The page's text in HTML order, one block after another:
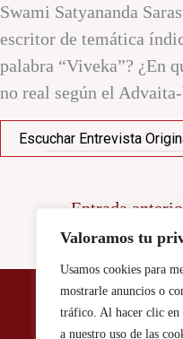
Valoramos tu
Usamos cookies para
mostrarle anuncios o
tráfico. Al hacer clic en
a nuestro uso de las
Swami Satyananda
escritor de temática
palabra “Viveka”? ¿En
no real según el
Escuchar Entrevista
Entrada
Aviso Legal / Politica de